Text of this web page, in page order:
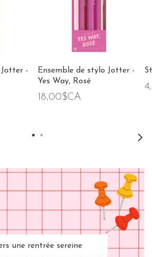
-
Ensemble de stylo Jotter -
Yes Way, Rosé
18,00$CA
une rentrée sereine